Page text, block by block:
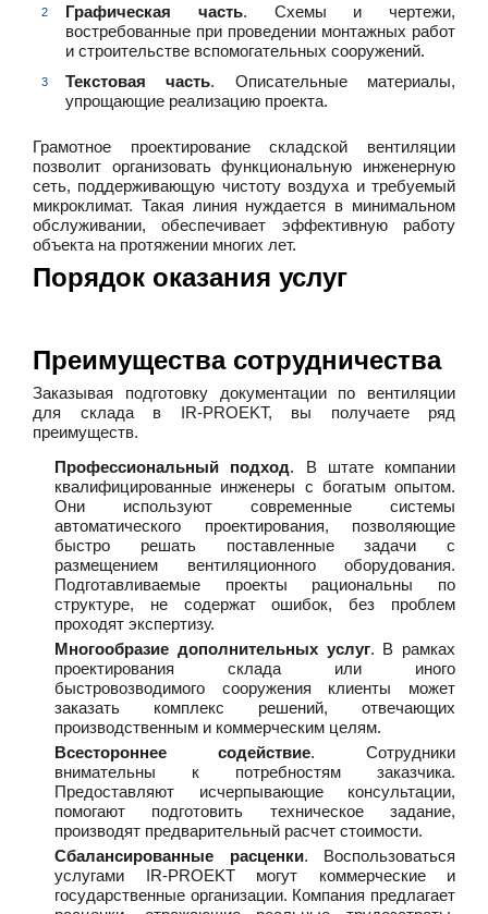
Графическая часть. Схемы и чертежи,
востребованные при проведении монтажных работ
и строительстве вспомогательных сооружений.
Текстовая часть. Описательные материалы,
упрощающие реализацию проекта.
Грамотное проектирование складской вентиляции
позволит организовать функциональную инженерную
сеть, поддерживающую чистоту воздуха и требуемый
микроклимат. Такая линия нуждается в минимальном
обслуживании, обеспечивает эффективную работу
объекта на протяжении многих лет.
Порядок оказания услуг
Преимущества сотрудничества
Заказывая подготовку документации по вентиляции
для склада в IR-PROEKT, вы получаете ряд
преимуществ.
Профессиональный подход. В штате компании
квалифицированные инженеры с богатым опытом.
Они используют современные системы
автоматического проектирования, позволяющие
быстро решать поставленные задачи с
размещением вентиляционного оборудования.
Подготавливаемые проекты рациональны по
структуре, не содержат ошибок, без проблем
проходят экспертизу.
Многообразие дополнительных услуг. В рамках
проектирования склада или иного
быстровозводимого сооружения клиенты может
заказать комплекс решений, отвечающих
производственным и коммерческим целям.
Всестороннее содействие. Сотрудники
внимательны к потребностям заказчика.
Предоставляют исчерпывающие консультации,
помогают подготовить техническое задание,
производят предварительный расчет стоимости.
Сбалансированные расценки. Воспользоваться
услугами IR-PROEKT могут коммерческие и
государственные организации. Компания предлагает